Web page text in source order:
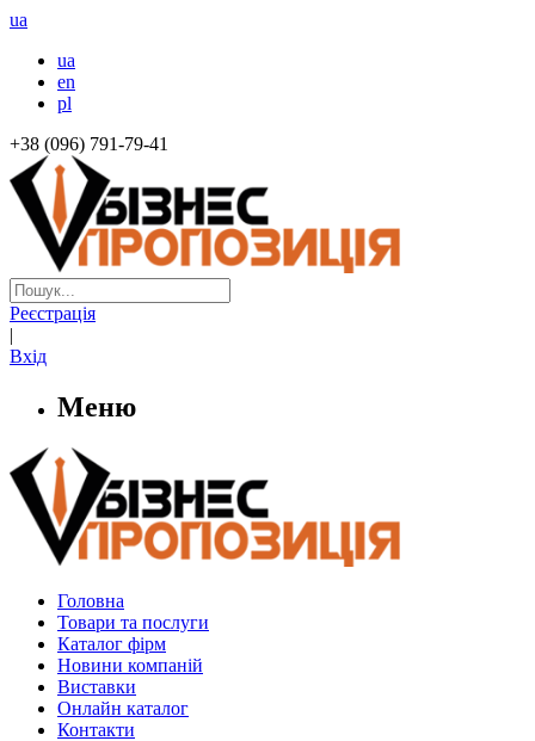
ua
ua
en
pl
+38 (096) 791-79-41
Реєстрація
|
Вхід
Меню
Головна
Товари та послуги
Каталог фірм
Новини компаній
Виставки
Онлайн каталог
Контакти